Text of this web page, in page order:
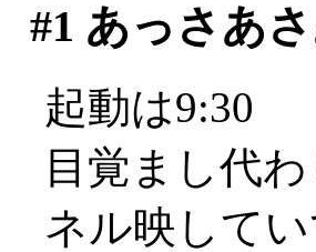
#1 あっさあ
起動は9:30
目覚まし代
ネル映してい